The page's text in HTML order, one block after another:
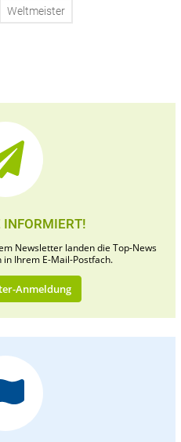
Weltmeister
INFORMIERT!
Newsletter landen die Top-News
Ihrem E-Mail-Postfach.
Anmeldung